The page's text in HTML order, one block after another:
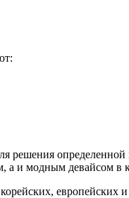
решения
и модным девайсом в